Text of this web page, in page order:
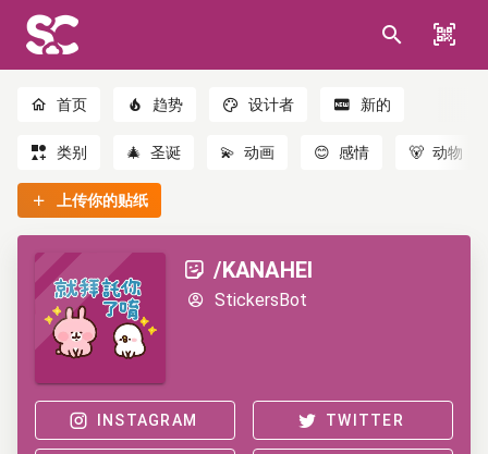
首页 趋势 设计者 新的
类别 🎄 圣诞 💫 动画 😊 感情 🐻 动物
上传你的贴纸
/KANAHEI
StickersBot
INSTAGRAM TWITTER